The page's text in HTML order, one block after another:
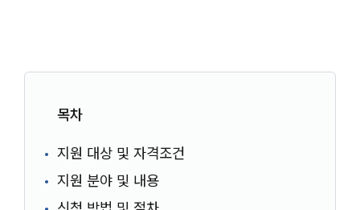
목차
지원 대상 및 자격조건
지원 분야 및 내용